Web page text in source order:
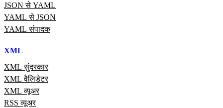
JSON से YAML
YAML से JSON
YAML संपादक
XML
XML सुंदरकार
XML वैलिडेटर
XML व्यूअर
RSS व्यूअर